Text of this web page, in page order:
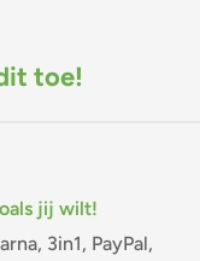
toe!
jij wilt!
3in1, PayPal,